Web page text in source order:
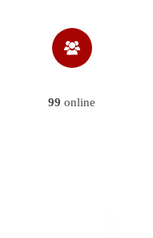
99 online